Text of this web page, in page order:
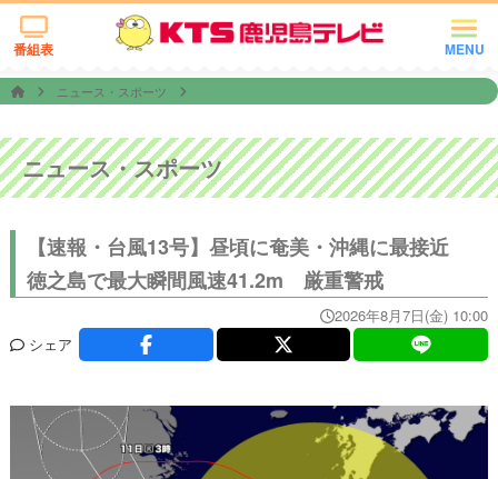
MENU
番組表
ニュース・スポーツ
ニュース・スポーツ
【速報・台風13号】昼頃に奄美・沖縄に最接近
徳之島で最大瞬間風速41.2m 厳重警戒
2026年8月7日(金) 10:00
シェア